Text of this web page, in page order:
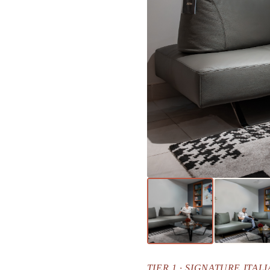
TIER 1 · SIGNATURE